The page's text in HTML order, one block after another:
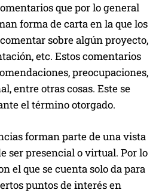
que por lo general
forma de carta en la que los
sobre algún proyecto,
etc. Estos comentarios
preocupaciones,
entre otras cosas. Este se
el término otorgado.
forman parte de una vista
ser presencial o virtual. Por lo
el que se cuenta solo da para
puntos de interés en